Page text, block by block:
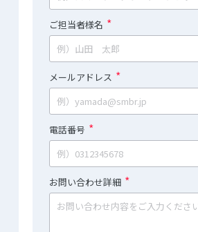
ご担当者様名 *
メールアドレス *
電話番号 *
お問い合わせ詳細 *